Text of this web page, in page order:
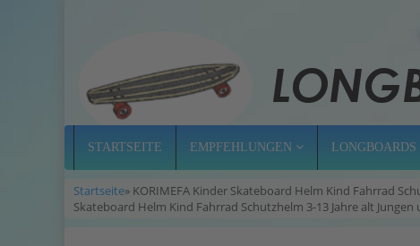
STARTSEITE EMPFEHLUNGEN LONGBOARDS
Startseite» KORIMEFA Kinder Skateboard Helm Kind Fahrrad
Skateboard Helm Kind Fahrrad Schutzhelm 3-13 Jahre alt